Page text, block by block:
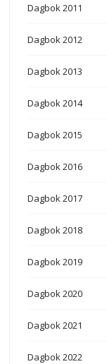
Dagbok 2011
Dagbok 2012
Dagbok 2013
Dagbok 2014
Dagbok 2015
Dagbok 2016
Dagbok 2017
Dagbok 2018
Dagbok 2019
Dagbok 2020
Dagbok 2021
Dagbok 2022